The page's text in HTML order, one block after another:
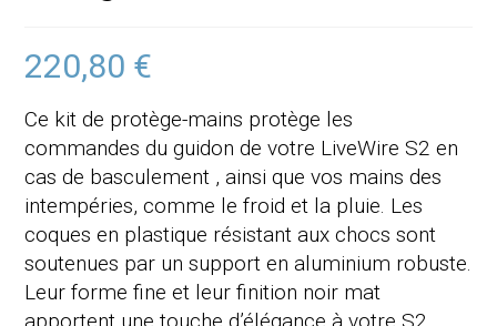
220,80 €
Ce kit de protège-mains protège les
commandes du guidon de votre LiveWire S2 en
cas de basculement , ainsi que vos mains des
intempéries, comme le froid et la pluie. Les
coques en plastique résistant aux chocs sont
soutenues par un support en aluminium robuste.
Leur forme fine et leur finition noir mat
apportent une touche d’élégance à votre S2